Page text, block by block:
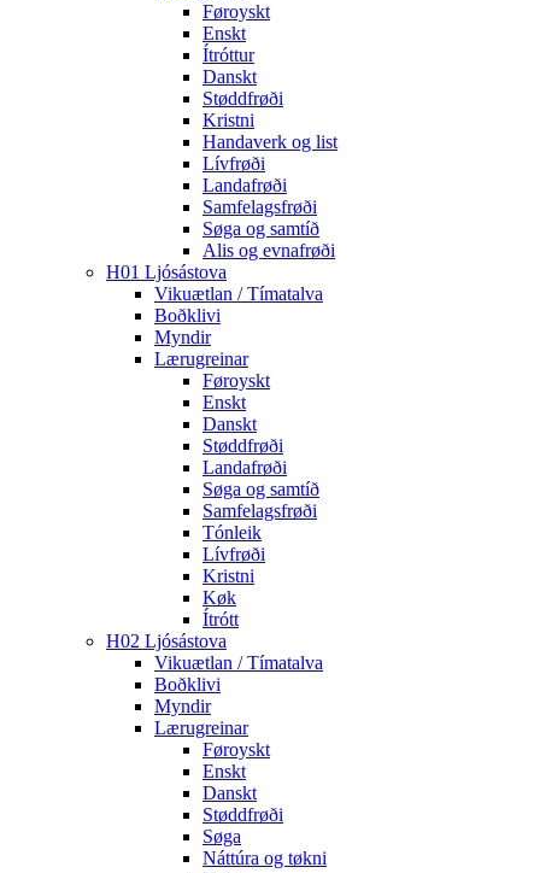
Føroyskt
Enskt
Ítróttur
Danskt
Støddfrøði
Kristni
Handaverk og list
Lívfrøði
Landafrøði
Samfelagsfrøði
Søga og samtíð
Alis og evnafrøði
H01 Ljósástova
Vikuætlan / Tímatalva
Boðklivi
Myndir
Lærugreinar
Føroyskt
Enskt
Danskt
Støddfrøði
Landafrøði
Søga og samtíð
Samfelagsfrøði
Tónleik
Lívfrøði
Kristni
Køk
Ítrótt
H02 Ljósástova
Vikuætlan / Tímatalva
Boðklivi
Myndir
Lærugreinar
Føroyskt
Enskt
Danskt
Støddfrøði
Søga
Náttúra og tøkni